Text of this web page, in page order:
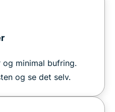
og minimal bufring.
og se det selv.